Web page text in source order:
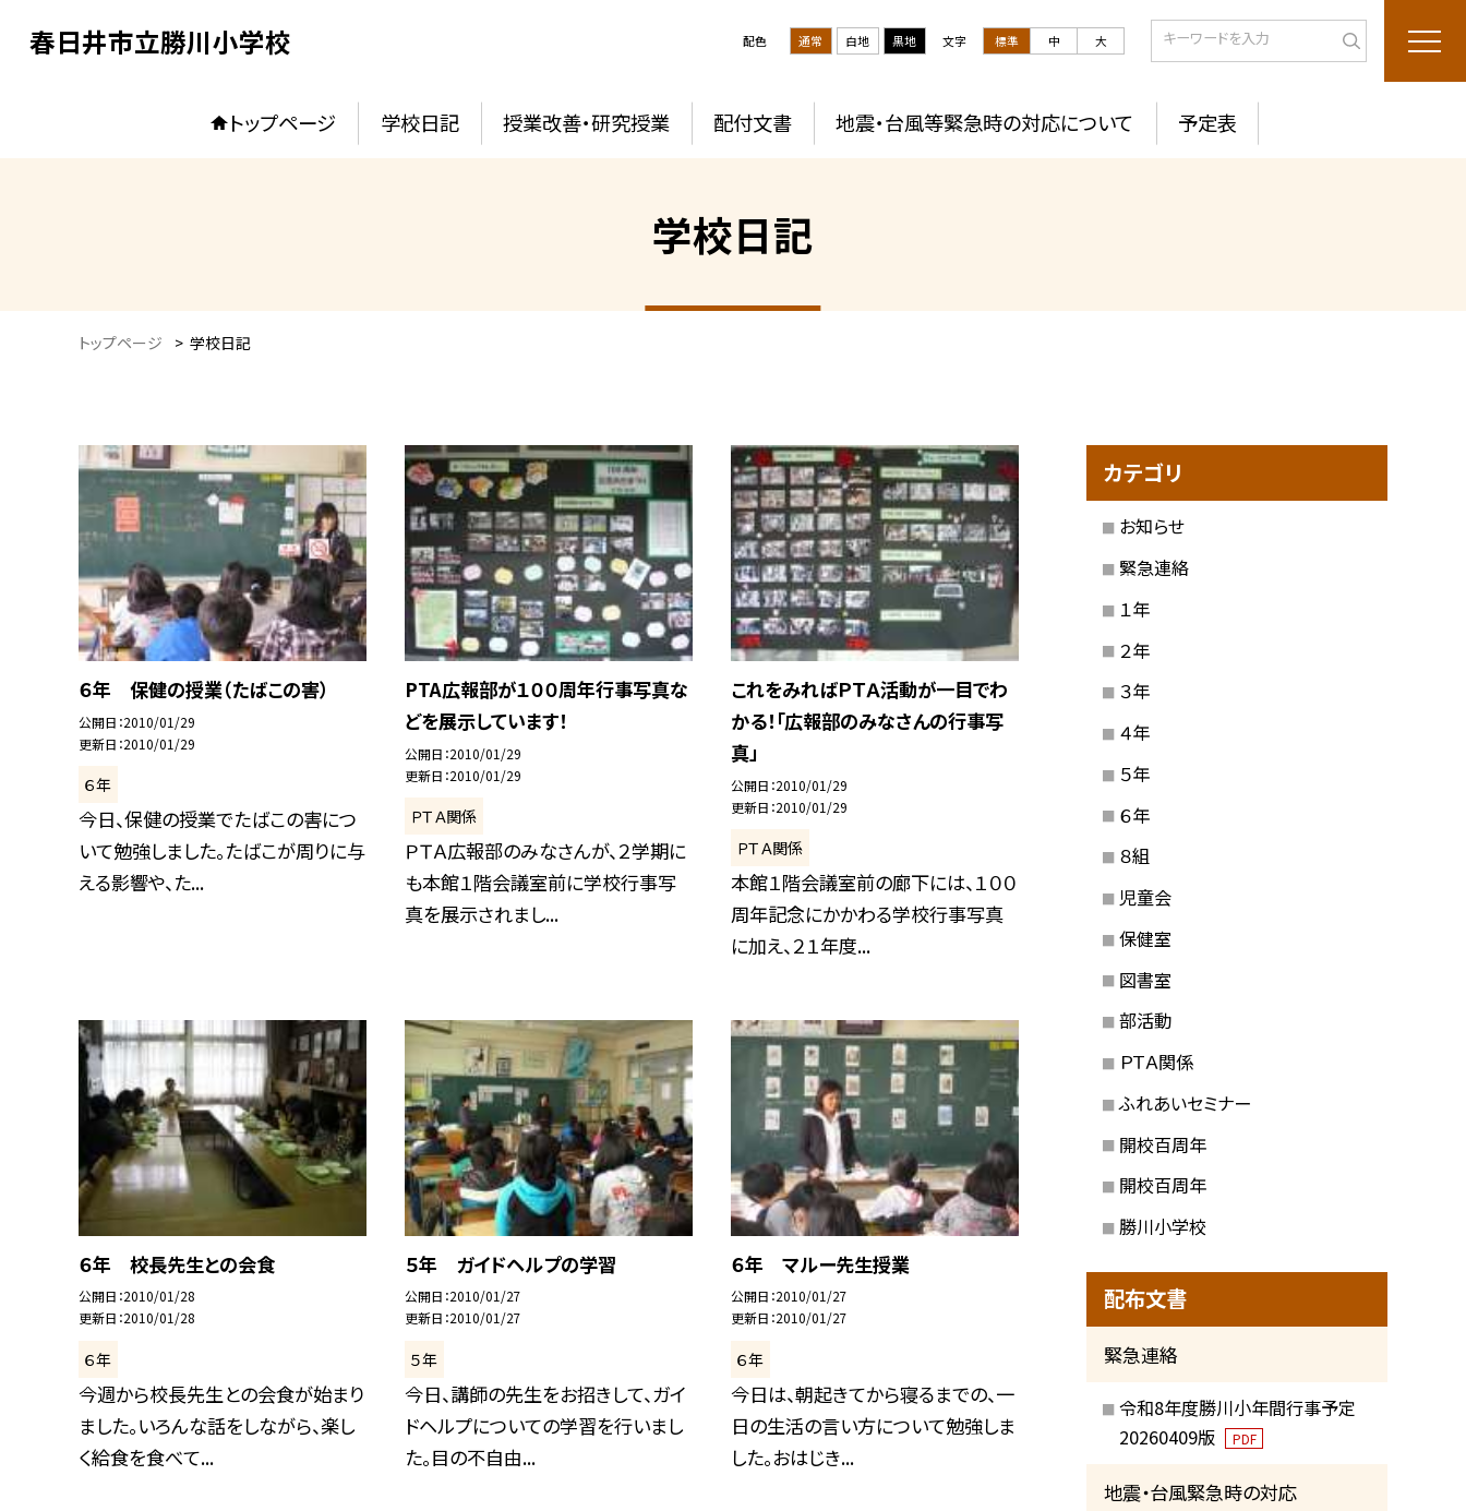
春日井市立勝川小学校 配色 通常 白地 黒地 文字 標準 中 大
トップページ 学校日記 授業改善・研究授業 配付文書 地震・台風等緊急時の対応について 予定表
学校日記
トップページ > 学校日記
６年 保健の授業（たばこの害）
公開日 2010/01/29
更新日 2010/01/29
６年
今日、保健の授業でたばこの害につ
いて勉強しました。たばこが周りに与
える影響や、た...
PTA広報部が１００周年行事写真な
どを展示しています！
公開日 2010/01/29
更新日 2010/01/29
ＰＴＡ関係
ＰＴＡ広報部のみなさんが、２学期に
も本館１階会議室前に学校行事写
真を展示されまし...
これをみればＰＴＡ活動が一目でわ
かる！「広報部のみなさんの行事写
真」
公開日 2010/01/29
更新日 2010/01/29
ＰＴＡ関係
本館１階会議室前の廊下には、１００
周年記念にかかわる学校行事写真
に加え、２１年度...
６年 校長先生との会食
公開日 2010/01/28
更新日 2010/01/28
６年
今週から校長先生との会食が始まり
ました。いろんな話をしながら、楽し
く給食を食べて...
５年 ガイドヘルプの学習
公開日 2010/01/27
更新日 2010/01/27
５年
今日、講師の先生をお招きして、ガイ
ドヘルプについての学習を行いまし
た。目の不自由...
６年 マルー先生授業
公開日 2010/01/27
更新日 2010/01/27
６年
今日は、朝起きてから寝るまでの、一
日の生活の言い方について勉強しま
した。おはじき...
カテゴリ
お知らせ
緊急連絡
１年
２年
３年
４年
５年
６年
８組
児童会
保健室
図書室
部活動
ＰＴＡ関係
ふれあいセミナー
開校百周年
開校百周年
勝川小学校
配布文書
緊急連絡
令和8年度勝川小年間行事予定
20260409版
PDF
地震・台風緊急時の対応